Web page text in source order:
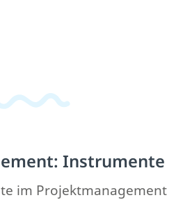
Instrumente
im Projektmanagement